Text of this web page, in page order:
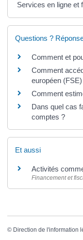
Services en ligne et
Questions ?
Comment et
Comment
européen
Comment
Dans quel cas
comptes ?
Et aussi
Activités
Financement et
© Direction de l'information